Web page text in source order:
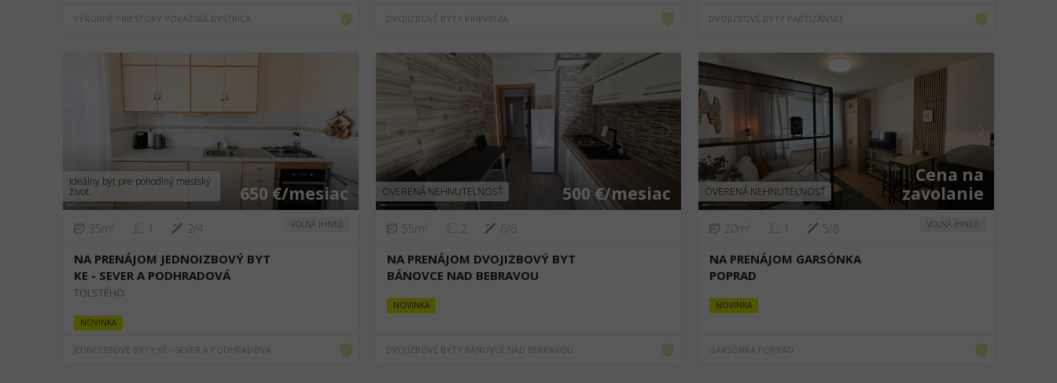
VÝROBNÉ PRIESTORY POVAŽSKÁ BYSTRICA DVOJIZBOVÉ BYTY PRIEVIDZA DVOJIZBOVÉ BYTY PARTIZÁNSKE
❯
Ideálny byt pre pohodlný mestský
život. 650 €/mesiac
35m² 1 2/4 VOĽNÁ IHNEĎ
NA PRENÁJOM JEDNOIZBOVÝ BYT
KE - SEVER A PODHRADOVÁ
TOLSTÉHO
NOVINKA
JEDNOIZBOVÉ BYTY KE - SEVER A PODHRADOVÁ
❯
OVERENÁ NEHNUTEĽNOSŤ 500 €/mesiac
55m² 2 6/6
NA PRENÁJOM DVOJIZBOVÝ BYT
BÁNOVCE NAD BEBRAVOU
NOVINKA
DVOJIZBOVÉ BYTY BÁNOVCE NAD BEBRAVOU
❮
OVERENÁ NEHNUTEĽNOSŤ
Cena na
zavolanie
20m² 1 5/8 VOĽNÁ IHNEĎ
NA PRENÁJOM GARSÓNKA
POPRAD
NOVINKA
GARSÓNKA POPRAD